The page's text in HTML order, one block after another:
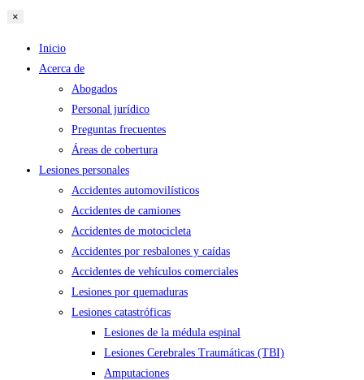
×
Inicio
Acerca de
Abogados
Personal jurídico
Preguntas frecuentes
Áreas de cobertura
Lesiones personales
Accidentes automovilísticos
Accidentes de camiones
Accidentes de motocicleta
Accidentes por resbalones y caídas
Accidentes de vehículos comerciales
Lesiones por quemaduras
Lesiones catastróficas
Lesiones de la médula espinal
Lesiones Cerebrales Traumáticas (TBI)
Amputaciones